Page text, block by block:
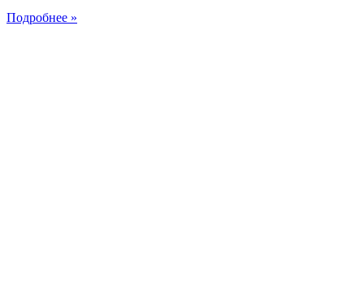
Подробнее »